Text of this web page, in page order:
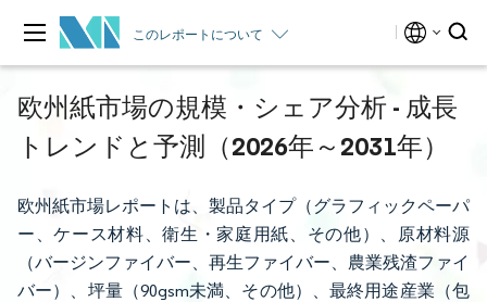
このレポートについて
欧州紙市場の規模・シェア分析 - 成長
トレンドと予測（2026年～2031年）
欧州紙市場レポートは、製品タイプ（グラフィックペーパ
ー、ケース材料、衛生・家庭用紙、その他）、原材料源
（バージンファイバー、再生ファイバー、農業残渣ファイ
バー）、坪量（90gsm未満、その他）、最終用途産業（包